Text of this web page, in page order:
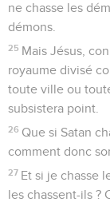
ne chasse les
démons.
25 Mais Jésus,
royaume divisé
toute ville ou
subsistera point.
26 Que si Satan
comment donc
27 Et si je chasse
les chassent-ils ?